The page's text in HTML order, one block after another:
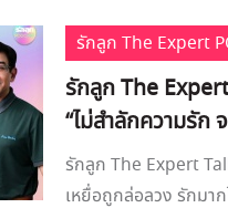
รักลูก The Expert
รักลูก The
“ไม่สำลักความรัก
รักลูก The Expert
เหยื่อถูกล่อลวง รักมา